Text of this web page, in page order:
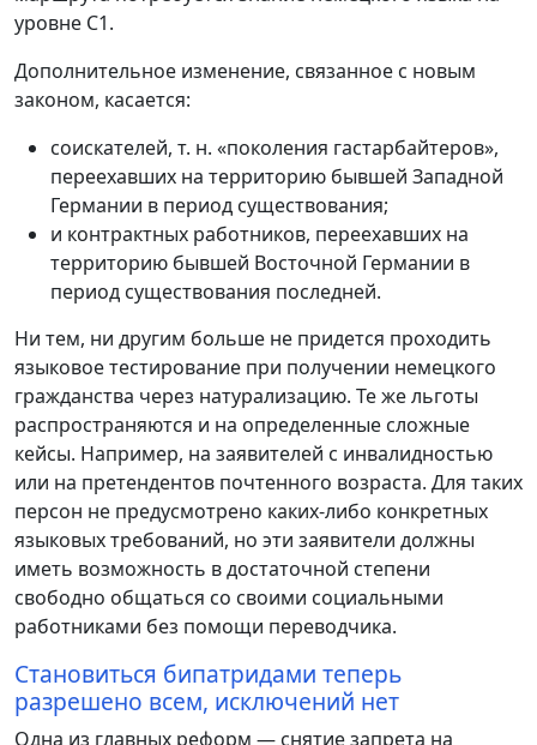
уровне C1.
Дополнительное изменение, связанное с новым
законом, касается:
соискателей, т. н. «поколения гастарбайтеров»,
переехавших на территорию бывшей Западной
Германии в период существования;
и контрактных работников, переехавших на
территорию бывшей Восточной Германии в
период существования последней.
Ни тем, ни другим больше не придется проходить
языковое тестирование при получении немецкого
гражданства через натурализацию. Те же льготы
распространяются и на определенные сложные
кейсы. Например, на заявителей с инвалидностью
или на претендентов почтенного возраста. Для таких
персон не предусмотрено каких-либо конкретных
языковых требований, но эти заявители должны
иметь возможность в достаточной степени
свободно общаться со своими социальными
работниками без помощи переводчика.
Становиться бипатридами теперь
разрешено всем, исключений нет
Одна из главных реформ — снятие запрета на